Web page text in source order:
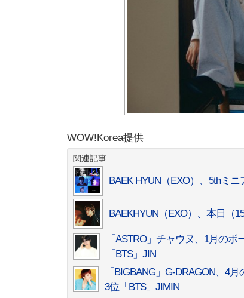
WOW!Korea提供
関連記事
BAEK HYUN（EXO）、5thミ
BAEKHYUN（EXO）、本日（
「ASTRO」チャウヌ、1月の
「BTS」JIN
「BIGBANG」G-DRAGON、4
3位「BTS」JIMIN